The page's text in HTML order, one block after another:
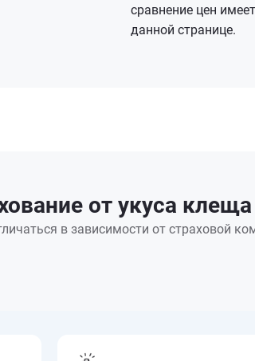
сравнение цен
данной странице.
от укуса клеща
в зависимости от страховой